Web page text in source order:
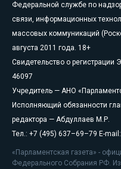
Федеральной службе по
связи, информационных
массовых коммуникаций
августа 2011 года. 18+
Свидетельство о
46097
Учредитель — АНО
Исполняющий обязанности
редактора — Абдуллаев М.Р.
Тел.: +7 (495) 637–69–79 E-mail:
«Парламентская газета» -
Федерального Собрания РФ.